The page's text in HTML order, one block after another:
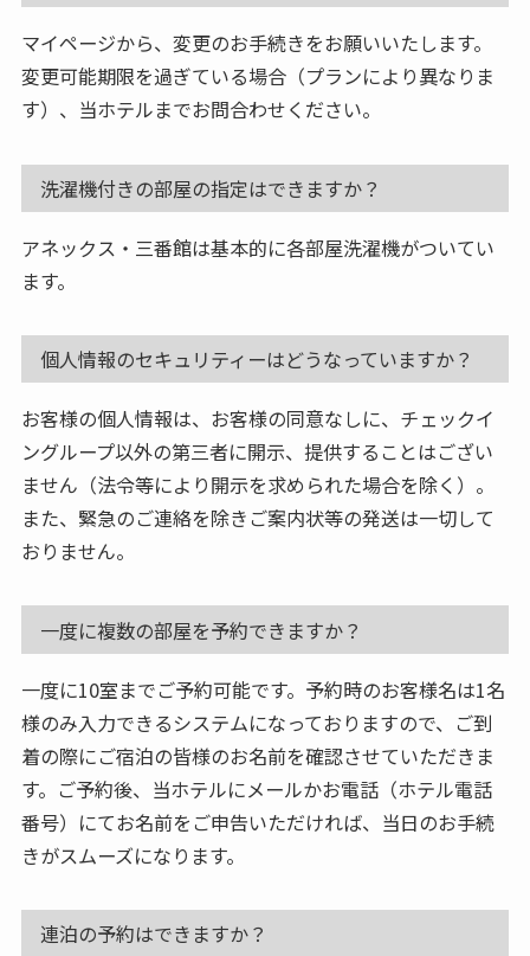
マイページから、変更のお手続きをお願いいたします。
変更可能期限を過ぎている場合（プランにより異なりま
す）、当ホテルまでお問合わせください。
洗濯機付きの部屋の指定はできますか？
アネックス・三番館は基本的に各部屋洗濯機がついてい
ます。
個人情報のセキュリティーはどうなっていますか？
お客様の個人情報は、お客様の同意なしに、チェックイ
ングループ以外の第三者に開示、提供することはござい
ません（法令等により開示を求められた場合を除く）。
また、緊急のご連絡を除きご案内状等の発送は一切して
おりません。
一度に複数の部屋を予約できますか？
一度に10室までご予約可能です。予約時のお客様名は1名
様のみ入力できるシステムになっておりますので、ご到
着の際にご宿泊の皆様のお名前を確認させていただきま
す。ご予約後、当ホテルにメールかお電話（ホテル電話
番号）にてお名前をご申告いただければ、当日のお手続
きがスムーズになります。
連泊の予約はできますか？